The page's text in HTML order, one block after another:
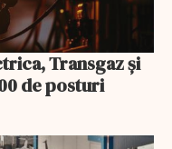
Transgaz și
de posturi